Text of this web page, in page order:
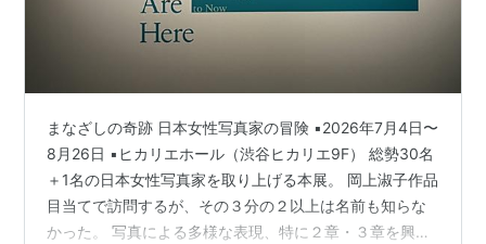
まなざしの奇跡 日本女性写真家の冒険 ▪️2026年7月4日〜
8月26日 ▪️ヒカリエホール（渋谷ヒカリエ9F） 総勢30名
＋1名の日本女性写真家を取り上げる本展。 岡上淑子作品
目当てで訪問するが、その３分の２以上は名前も知らな
かった。 写真による多様な表現、特に２章・３章を興味